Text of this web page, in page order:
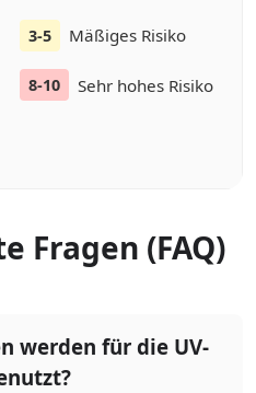
3-5 Mäßiges Risiko
8-10 Sehr hohes Risiko
Fragen (FAQ)
werden für die UV-